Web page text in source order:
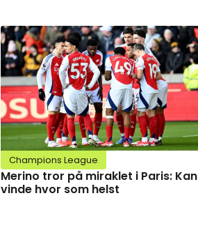
Champions League
Merino tror på miraklet i Paris: Kan
vinde hvor som helst